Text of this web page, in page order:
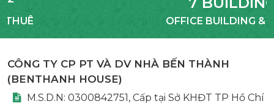
OFFICE BUILDING & MBKD
CÔNG TY CP PT VÀ DV NHÀ BẾN THÀNH
(BENTHANH HOUSE)
M.S.D.N: 0300842751, Cấp tại Sở KHĐT TP Hồ Chí